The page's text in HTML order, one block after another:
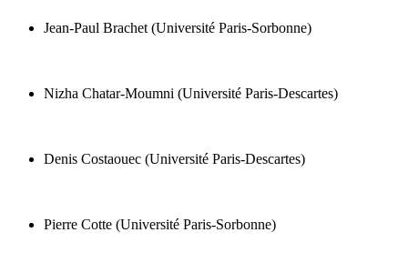
Jean-Paul Brachet (Université Paris-Sorbonne)
Nizha Chatar-Moumni (Université Paris-Descartes)
Denis Costaouec (Université Paris-Descartes)
Pierre Cotte (Université Paris-Sorbonne)